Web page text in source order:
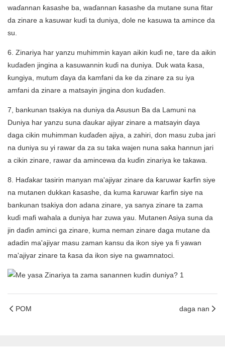
waɗannan ƙasashe ba, waɗannan ƙasashe da mutane suna fitar
da zinare a kasuwar kuɗi ta duniya, dole ne kasuwa ta amince da
su.
6. Zinariya har yanzu muhimmin kayan aikin kuɗi ne, tare da aikin
kuɗaɗen jingina a kasuwannin kuɗi na duniya. Duk wata ƙasa,
ƙungiya, mutum ɗaya da kamfani da ke da zinare za su iya
amfani da zinare a matsayin jingina don kuɗaɗen.
7, bankunan tsakiya na duniya da Asusun Ba da Lamuni na
Duniya har yanzu suna ɗaukar ajiyar zinare a matsayin ɗaya
daga cikin muhimman kuɗaɗen ajiya, a zahiri, don masu zuba jari
na duniya su yi rawar da za su taka wajen nuna saka hannun jari
a cikin zinare, rawar da amincewa da kuɗin zinariya ke takawa.
8. Haɗakar tasirin manyan ma'ajiyar zinare da ƙaruwar ƙarfin siye
na mutanen dukkan ƙasashe, da kuma ƙaruwar ƙarfin siye na
bankunan tsakiya don adana zinare, ya sanya zinare ta zama
kuɗi mafi wahala a duniya har zuwa yau. Mutanen Asiya suna da
jin daɗin aminci ga zinare, kuma neman zinare daga mutane da
adadin ma'ajiyar masu zaman kansu da ikon siye ya fi yawan
ma'ajiyar zinare ta ƙasa da ikon siye na gwamnatoci.
POM daga nan